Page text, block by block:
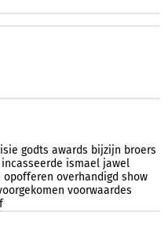
godts awards bijzijn broers
incasseerde ismael jawel
opofferen overhandigd show
voorwaardes